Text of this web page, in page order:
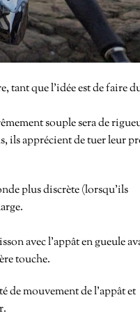
tant que l’idée est de faire
souple sera de
ils apprécient de tuer leur
plus discrète (lorsqu’ils
avec l’appât en gueule
touche.
de mouvement de l’appât et